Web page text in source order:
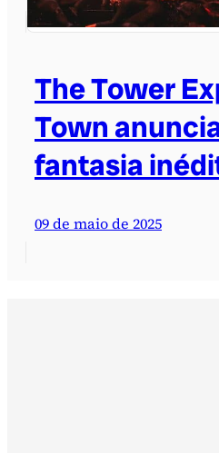
The Tower
Town
fantasia
09 de maio de 2025